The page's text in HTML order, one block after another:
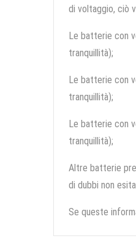
di voltaggio, ciò
Le batterie con
tranquillità);
Le batterie con
tranquillità);
Le batterie con
tranquillità);
Altre batterie
di dubbi non
Se queste